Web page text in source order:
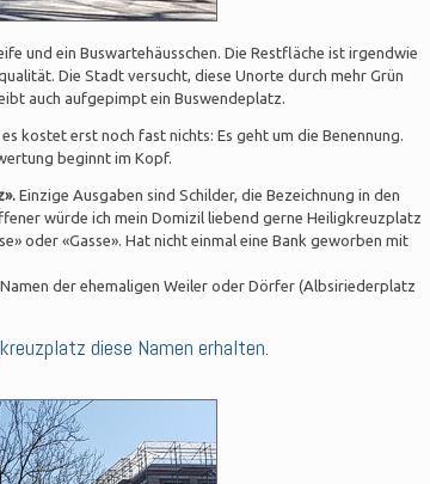
und ein Buswartehäusschen. Die Restfläche ist irgendwie
Die Stadt versucht, diese Unorte durch mehr Grün
auch aufgepimpt ein Buswendeplatz.
kostet erst noch fast nichts: Es geht um die Benennung.
beginnt im Kopf.
Einzige Ausgaben sind Schilder, die Bezeichnung in den
würde ich mein Domizil liebend gerne Heiligkreuzplatz
oder «Gasse». Hat nicht einmal eine Bank geworben mit
der ehemaligen Weiler oder Dörfer (Albsiriederplatz
diese Namen erhalten.